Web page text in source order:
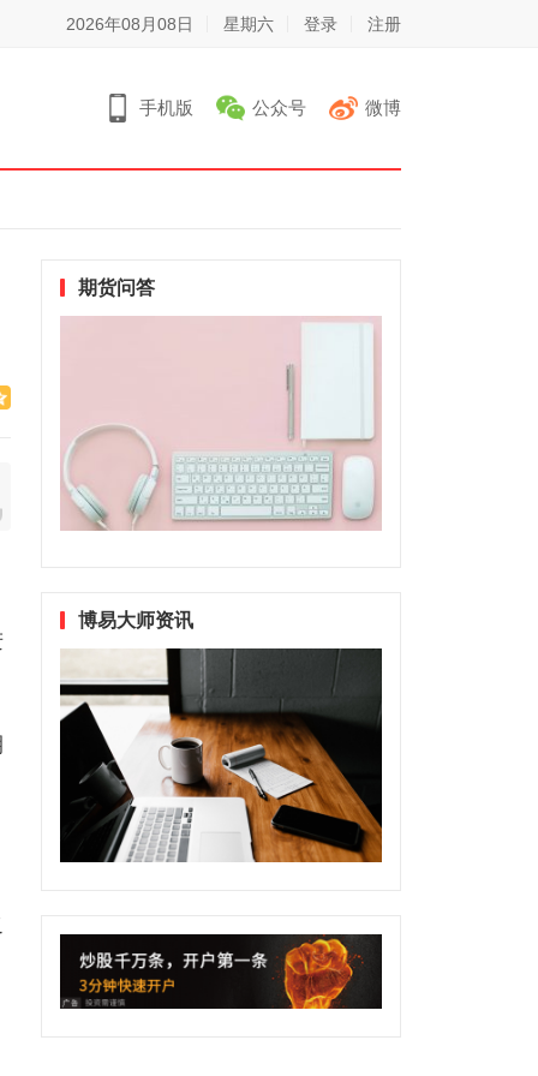
2026年08月08日 星期六 登录 注册
手机版 公众号 微博
期货问答
博易大师资讯